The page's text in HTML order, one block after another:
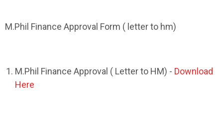
M.Phil Finance Approval Form ( letter to hm)
M.Phil Finance Approval ( Letter to HM) - Download
Here